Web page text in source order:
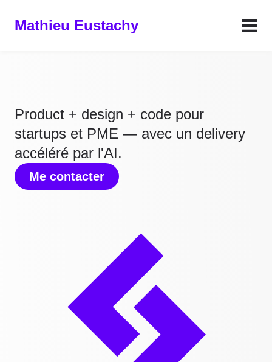
Mathieu Eustachy
Projets
Me contacter
Product + design + code pour
startups et PME — avec un delivery
accéléré par l'AI.
Me contacter